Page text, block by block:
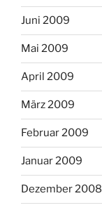
Juni 2009
Mai 2009
April 2009
März 2009
Februar 2009
Januar 2009
Dezember 2008